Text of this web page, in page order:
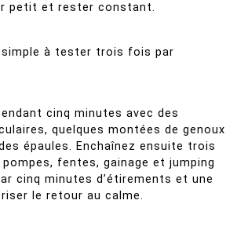
petit et rester constant.
à tester trois fois par
cinq minutes avec des
quelques montées de genoux
épaules. Enchaînez ensuite trois
fentes, gainage et jumping
cinq minutes d’étirements et une
le retour au calme.